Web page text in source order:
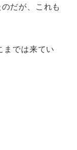
だが、これも
までは来てい